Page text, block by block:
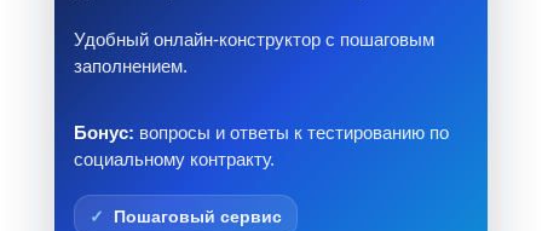
Удобный онлайн-конструктор с пошаговым
заполнением.
Бонус: вопросы и ответы к тестированию по
социальному контракту.
Пошаговый сервис